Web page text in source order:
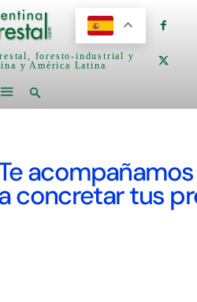
foresto-industrial y
y América Latina